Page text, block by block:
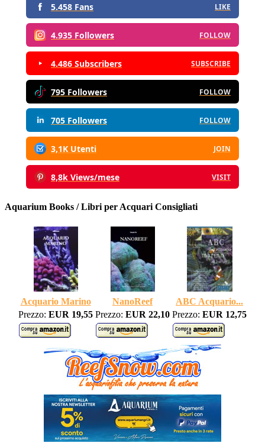
5.458 Fans LIKE
4.935 Followers FOLLOW
4.486 Subscribers SUBSCRIBE
795 Followers FOLLOW
705 Followers FOLLOW
3,1K Utenti JOIN
8,8k Views/mese VISIT
Aquarium Books / Libri per Acquari Consigliati
Acquario Marino NanoReef
ABC Acquario...
Prezzo: EUR 19,55 Prezzo: EUR 22,10 Prezzo: EUR 12,75